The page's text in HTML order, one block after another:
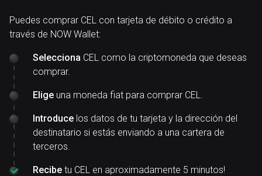
Puedes comprar CEL con tarjeta de débito o crédito a
través de NOW Wallet:
Selecciona CEL como la criptomoneda que deseas
comprar.
Elige una moneda fiat para comprar CEL.
Introduce los datos de tu tarjeta y la dirección del
destinatario si estás enviando a una cartera de
terceros.
Recibe tu CEL en aproximadamente 5 minutos!